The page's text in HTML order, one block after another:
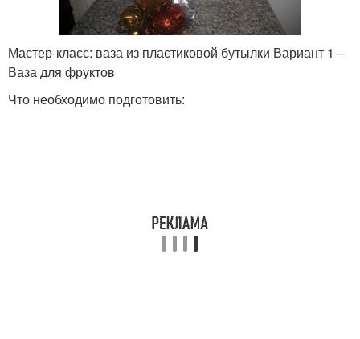
Мастер-класс: ваза из пластиковой бутылки Вариант 1 –
Ваза для фруктов
Что необходимо подготовить: